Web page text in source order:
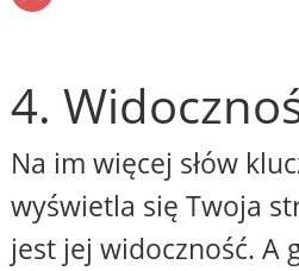
4.
Na im więcej słów
wyświetla się Twoja
jest jej widoczność. A